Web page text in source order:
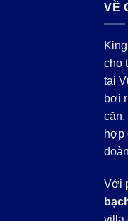
VỀ
cho
tại
bơi
căn,
hợp
Với